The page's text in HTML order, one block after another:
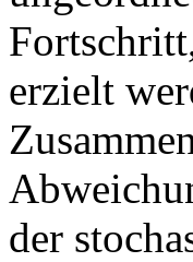
erzielt
der